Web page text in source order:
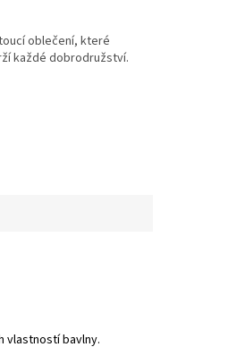
oblečení, které
každé dobrodružství.
vlastností bavlny.